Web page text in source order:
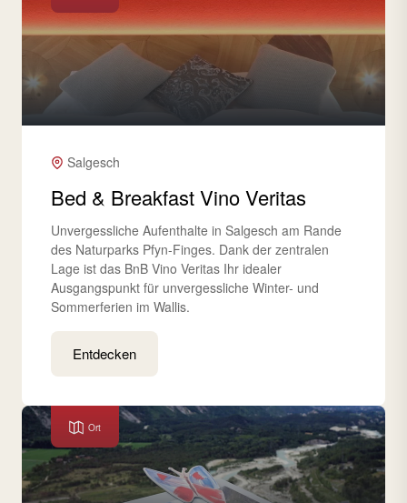
Salgesch
Bed & Breakfast Vino Veritas
Unvergessliche Aufenthalte in Salgesch am Rande
des Naturparks Pfyn-Finges. Dank der zentralen
Lage ist das BnB Vino Veritas Ihr idealer
Ausgangspunkt für unvergessliche Winter- und
Sommerferien im Wallis.
Entdecken
Ort